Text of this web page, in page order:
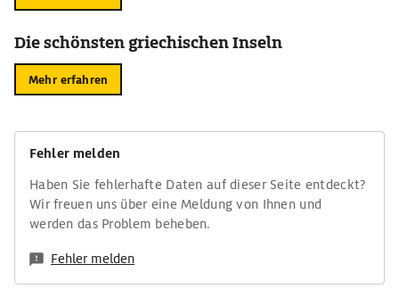
Die schönsten griechischen Inseln
Mehr erfahren
Fehler melden
Haben Sie fehlerhafte Daten auf dieser Seite entdeckt?
Wir freuen uns über eine Meldung von Ihnen und
werden das Problem beheben.
Fehler melden